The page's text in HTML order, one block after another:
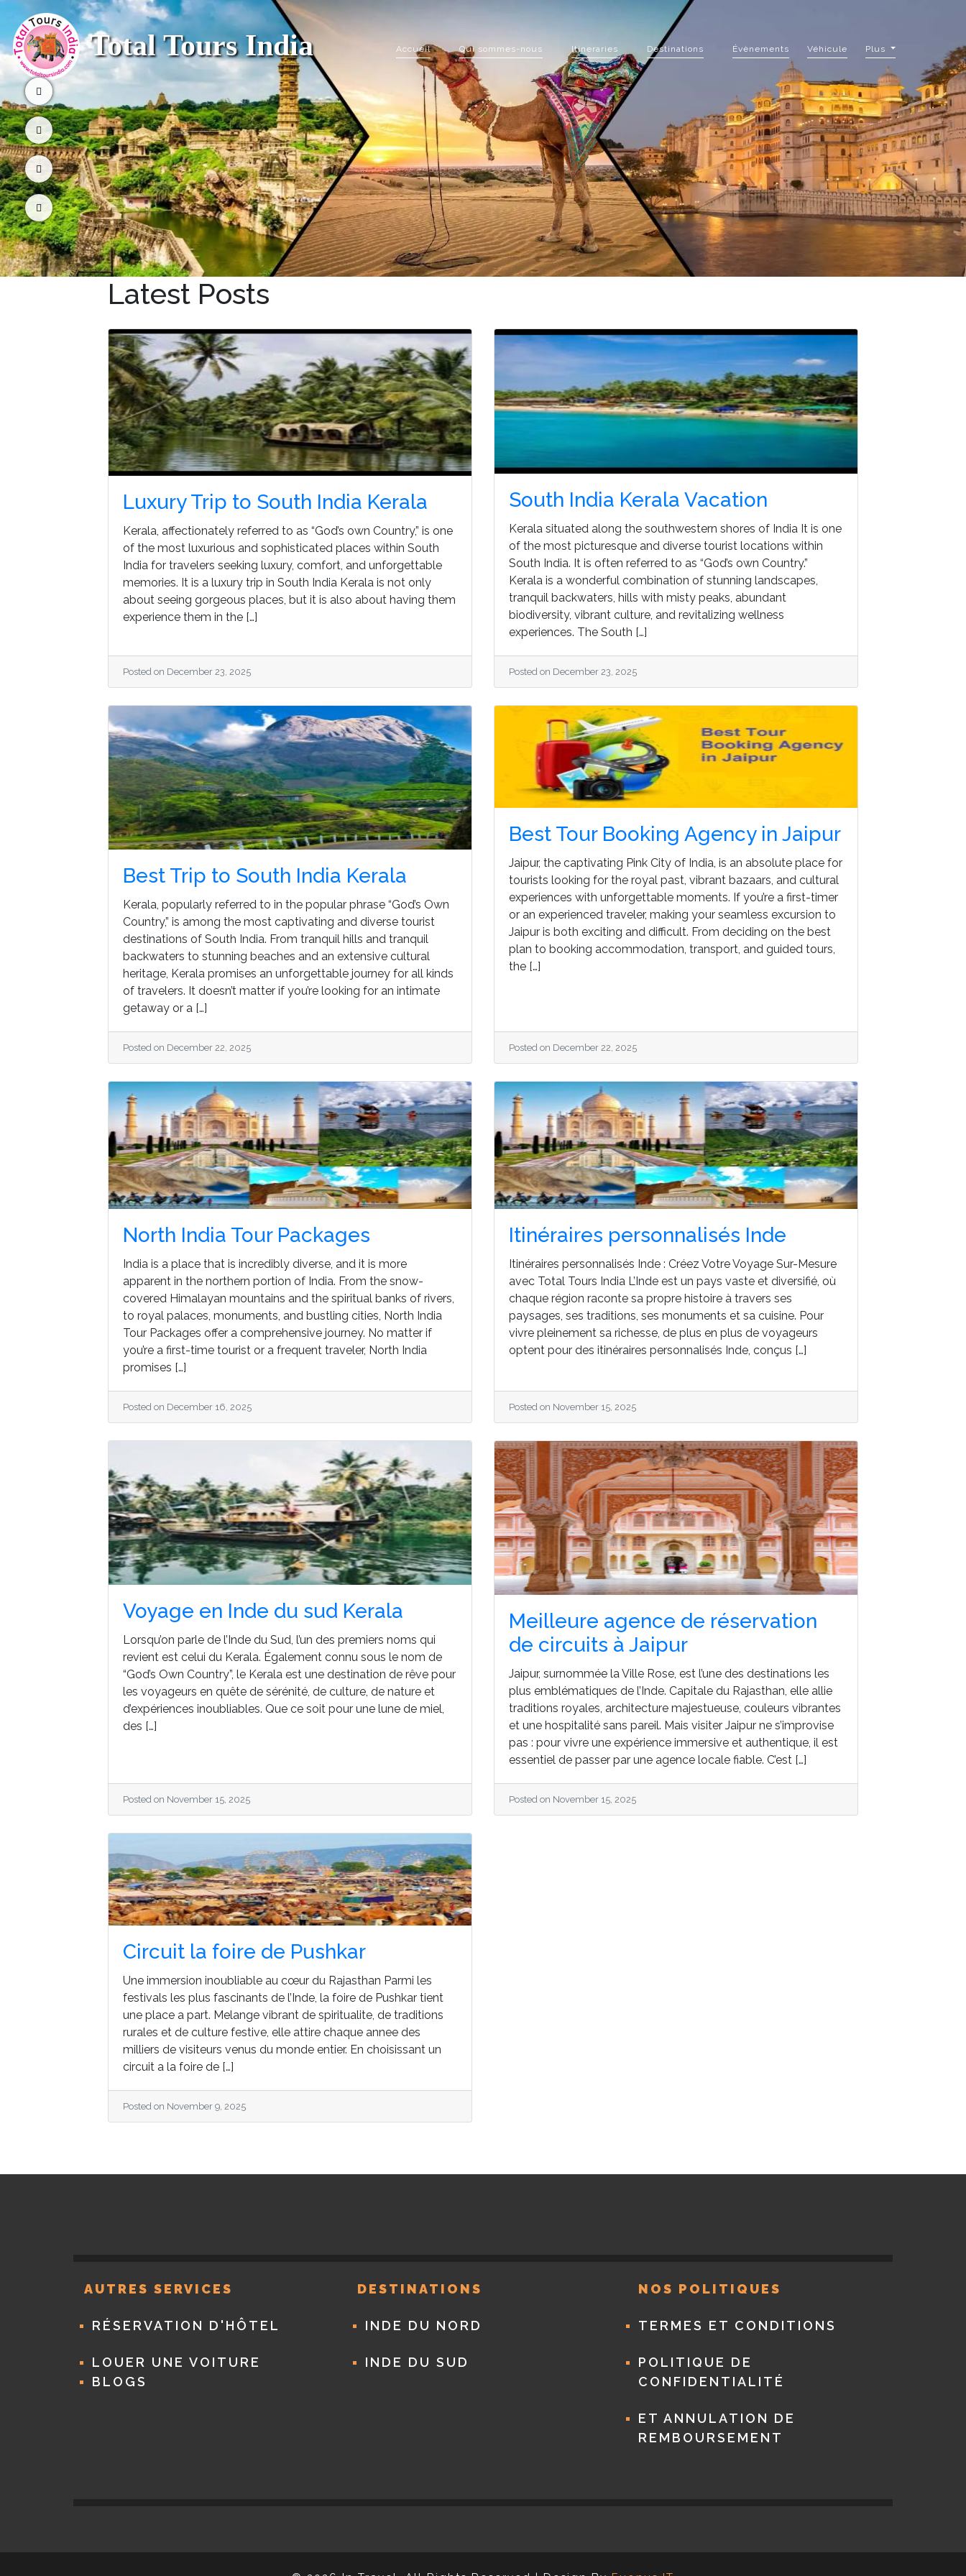
Total Tours India Accueil(current)Qui sommes-nous Itineraries Destinations Évènements Véhicule Plus
Latest Posts
Luxury Trip to South India Kerala
Kerala, affectionately referred to as “God’s own Country,” is one
of the most luxurious and sophisticated places within South
India for travelers seeking luxury, comfort, and unforgettable
memories. It is a luxury trip in South India Kerala is not only
about seeing gorgeous places, but it is also about having them
experience them in the […]
Posted on December 23, 2025
South India Kerala Vacation
Kerala situated along the southwestern shores of India It is one
of the most picturesque and diverse tourist locations within
South India. It is often referred to as “God’s own Country.”
Kerala is a wonderful combination of stunning landscapes,
tranquil backwaters, hills with misty peaks, abundant
biodiversity, vibrant culture, and revitalizing wellness
experiences. The South […]
Posted on December 23, 2025
Best Trip to South India Kerala
Kerala, popularly referred to in the popular phrase “God’s Own
Country,” is among the most captivating and diverse tourist
destinations of South India. From tranquil hills and tranquil
backwaters to stunning beaches and an extensive cultural
heritage, Kerala promises an unforgettable journey for all kinds
of travelers. It doesn’t matter if you’re looking for an intimate
getaway or a […]
Posted on December 22, 2025
Best Tour Booking Agency in Jaipur
Jaipur, the captivating Pink City of India, is an absolute place for
tourists looking for the royal past, vibrant bazaars, and cultural
experiences with unforgettable moments. If you’re a first-timer
or an experienced traveler, making your seamless excursion to
Jaipur is both exciting and difficult. From deciding on the best
plan to booking accommodation, transport, and guided tours,
the […]
Posted on December 22, 2025
North India Tour Packages
India is a place that is incredibly diverse, and it is more
apparent in the northern portion of India. From the snow-
covered Himalayan mountains and the spiritual banks of rivers,
to royal palaces, monuments, and bustling cities, North India
Tour Packages offer a comprehensive journey. No matter if
you’re a first-time tourist or a frequent traveler, North India
promises […]
Posted on December 16, 2025
Itinéraires personnalisés Inde
Itinéraires personnalisés Inde : Créez Votre Voyage Sur-Mesure
avec Total Tours India L’Inde est un pays vaste et diversifié, où
chaque région raconte sa propre histoire à travers ses
paysages, ses traditions, ses monuments et sa cuisine. Pour
vivre pleinement sa richesse, de plus en plus de voyageurs
optent pour des itinéraires personnalisés Inde, conçus […]
Posted on November 15, 2025
Voyage en Inde du sud Kerala
Lorsqu’on parle de l’Inde du Sud, l’un des premiers noms qui
revient est celui du Kerala. Également connu sous le nom de
“God’s Own Country”, le Kerala est une destination de rêve pour
les voyageurs en quête de sérénité, de culture, de nature et
d’expériences inoubliables. Que ce soit pour une lune de miel,
des […]
Posted on November 15, 2025
Meilleure agence de réservation
de circuits à Jaipur
Jaipur, surnommée la Ville Rose, est l’une des destinations les
plus emblématiques de l’Inde. Capitale du Rajasthan, elle allie
traditions royales, architecture majestueuse, couleurs vibrantes
et une hospitalité sans pareil. Mais visiter Jaipur ne s’improvise
pas : pour vivre une expérience immersive et authentique, il est
essentiel de passer par une agence locale fiable. C’est […]
Posted on November 15, 2025
Circuit la foire de Pushkar
Une immersion inoubliable au cœur du Rajasthan Parmi les
festivals les plus fascinants de l’Inde, la foire de Pushkar tient
une place a part. Melange vibrant de spiritualite, de traditions
rurales et de culture festive, elle attire chaque annee des
milliers de visiteurs venus du monde entier. En choisissant un
circuit a la foire de […]
Posted on November 9, 2025
AUTRES SERVICES
RÉSERVATION D'HÔTEL
LOUER UNE VOITURE
BLOGS
DESTINATIONS
INDE DU NORD
INDE DU SUD
NOS POLITIQUES
TERMES ET CONDITIONS
POLITIQUE DE
CONFIDENTIALITÉ
ET ANNULATION DE
REMBOURSEMENT